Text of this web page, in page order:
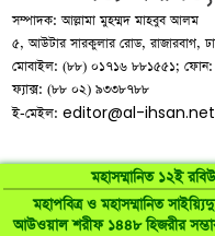
মহাসম্মানিত ১২ই
মহাপবিত্র ও মহাসম্মানিত
আউওয়াল শরীফ ১৪৪৮ হিজরীর
সম্পাদক: আল্লামা মুহম্মদ মাহবুব আলম
৫, আউটার সারকুলার রোড, রাজারবাগ,
মোবাইল: (৮৮) ০১৭১৬ ৮৮১৫৫১;
ফ্যাক্স: (৮৮ ০২) ৯৩৩৮৭৮৮
ই-মেইল:editor@al-ihsan.net
©al-ihsan.net2007-2026.